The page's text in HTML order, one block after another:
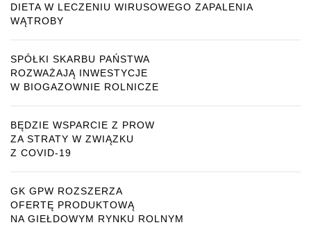
DIETA W LECZENIU WIRUSOWEGO ZAPALENIA
WĄTROBY
SPÓŁKI SKARBU PAŃSTWA
ROZWAŻAJĄ INWESTYCJE
W BIOGAZOWNIE ROLNICZE
BĘDZIE WSPARCIE Z PROW
ZA STRATY W ZWIĄZKU
Z COVID-19
GK GPW ROZSZERZA
OFERTĘ PRODUKTOWĄ
NA GIEŁDOWYM RYNKU ROLNYM